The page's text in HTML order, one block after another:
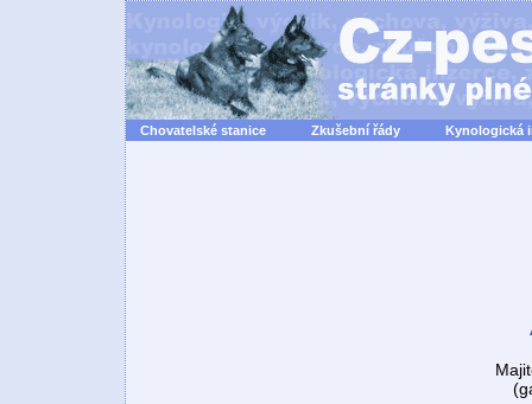
Chovatelské stanice Zkušební řády Kynologická